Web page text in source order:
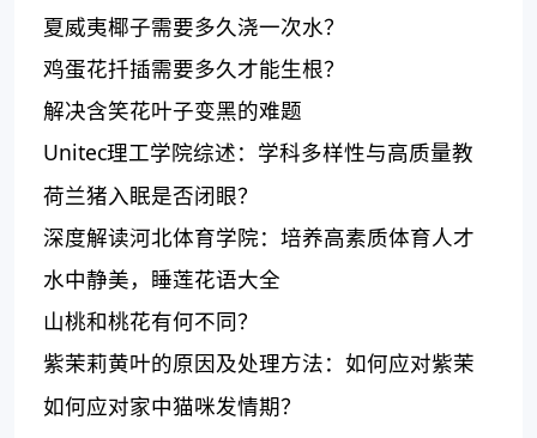
夏威夷椰子需要多久浇一次水？
鸡蛋花扦插需要多久才能生根？
解决含笑花叶子变黑的难题
Unitec理工学院综述：学科多样性与高质量教
育，但存在校园安全问题和就业率相对较低
荷兰猪入眠是否闭眼？
深度解读河北体育学院：培养高素质体育人才
的综合性体育学院
水中静美，睡莲花语大全
山桃和桃花有何不同？
紫茉莉黄叶的原因及处理方法：如何应对紫茉
莉叶片变黄？
如何应对家中猫咪发情期？